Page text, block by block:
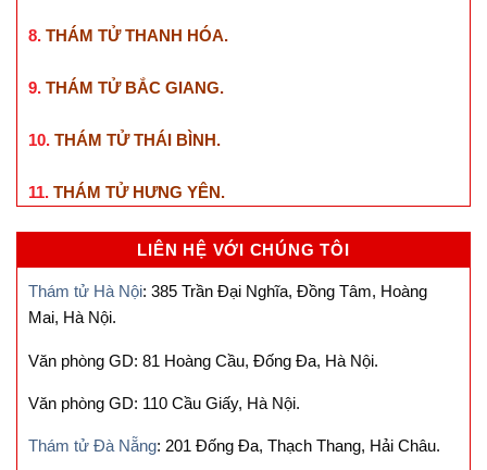
8. THÁM TỬ THANH HÓA.
9. THÁM TỬ BẮC GIANG.
10. THÁM TỬ THÁI BÌNH.
11. THÁM TỬ HƯNG YÊN.
LIÊN HỆ VỚI CHÚNG TÔI
Thám tử Hà Nội: 385 Trần Đại Nghĩa, Đồng Tâm, Hoàng
Mai, Hà Nội.
Văn phòng GD: 81 Hoàng Cầu, Đống Đa, Hà Nội.
Văn phòng GD: 110 Cầu Giấy, Hà Nội.
Thám tử Đà Nẵng: 201 Đống Đa, Thạch Thang, Hải Châu.